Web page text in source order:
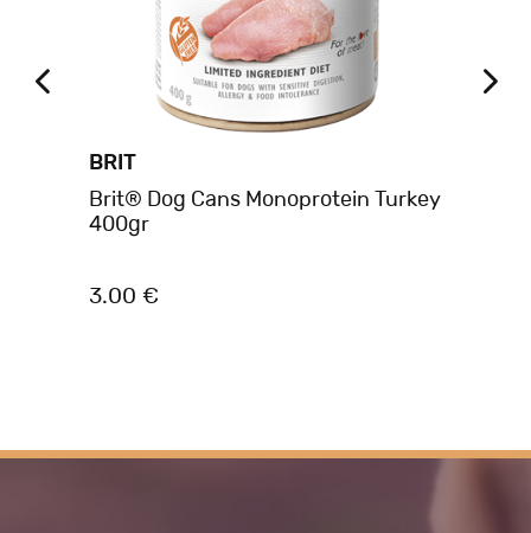
BRIT
Brit® Dog Cans Monoprotein Turkey
400gr
3.00 €